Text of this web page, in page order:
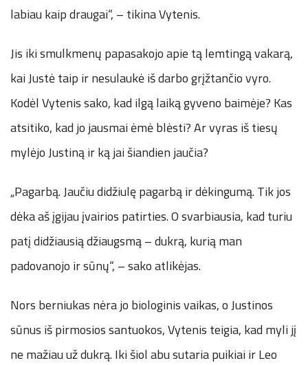
labiau kaip draugai“, – tikina Vytenis.
Jis iki smulkmenų papasakojo apie tą lemtingą vakarą,
kai Justė taip ir nesulaukė iš darbo grįžtančio vyro.
Kodėl Vytenis sako, kad ilgą laiką gyveno baimėje? Kas
atsitiko, kad jo jausmai ėmė blėsti? Ar vyras iš tiesų
mylėjo Justiną ir ką jai šiandien jaučia?
„Pagarbą. Jaučiu didžiulę pagarbą ir dėkingumą. Tik jos
dėka aš įgijau įvairios patirties. O svarbiausia, kad turiu
patį didžiausią džiaugsmą – dukrą, kurią man
padovanojo ir sūnų“, – sako atlikėjas.
Nors berniukas nėra jo biologinis vaikas, o Justinos
sūnus iš pirmosios santuokos, Vytenis teigia, kad myli jį
ne mažiau už dukrą. Iki šiol abu sutaria puikiai ir Leo